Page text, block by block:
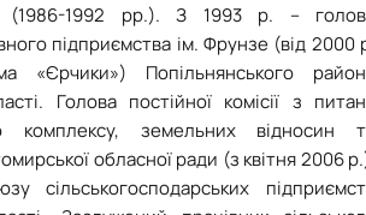
(1986-1992 рр.). З 1993 р. –
підприємства ім. Фрунзе (від 2000
«Єрчики») Попільнянського
Голова постійної комісії з
комплексу, земельних відносин
обласної ради (з квітня 2006
сільськогосподарських